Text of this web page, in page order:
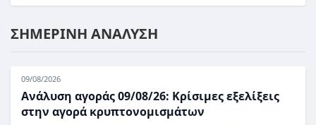
ΣΗΜΕΡΙΝΗ ΑΝΑΛΥΣΗ
09/08/2026
Ανάλυση αγοράς 09/08/26: Κρίσιμες εξελίξεις
στην αγορά κρυπτονομισμάτων